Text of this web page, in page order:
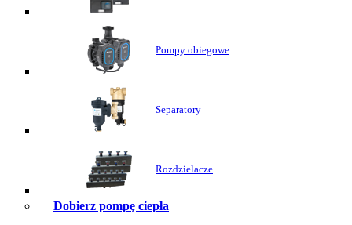
Pompy obiegowe
Separatory
Rozdzielacze
Dobierz pompę ciepła